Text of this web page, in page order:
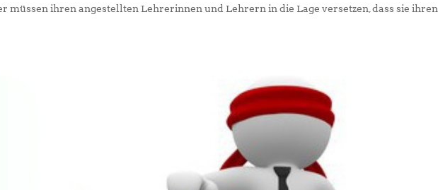
müssen ihren angestellten Lehrerinnen und Lehrern in die Lage versetzen, dass sie ihren